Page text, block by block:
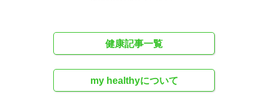
健康記事一覧
my healthyについて